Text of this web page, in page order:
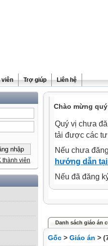
viên Trợ giúp Liên hệ
thành viên
Chào mừng
Quý vị chưa
tải được các
Nếu chưa
hướng dẫn
Nếu đã đăng
Danh sách giáo án
Gốc > Giáo án >